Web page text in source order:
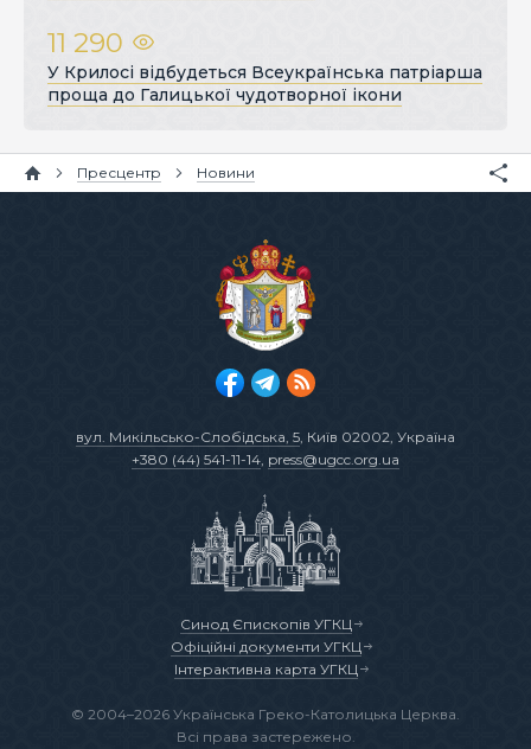
11 290
У Крилосі відбудеться Всеукраїнська патріарша
проща до Галицької чудотворної ікони
Пресцентр Новини
вул. Микільсько-Слобідська, 5, Київ 02002, Україна
+380 (44) 541-11-14, press@ugcc.org.ua
Синод Єпископів УГКЦ
Офіційні документи УГКЦ
Інтерактивна карта УГКЦ
© 2004–2026 Українська Греко-Католицька Церква.
Всі права застережено.